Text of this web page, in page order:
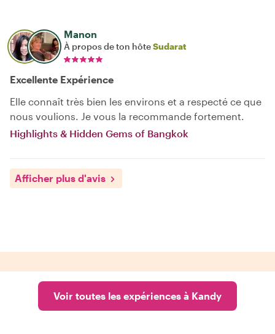
Manon
À propos de ton hôteSudarat
Excellente Expérience
Elle connaît très bien les environs et a respecté ce que
nous voulions. Je vous la recommande fortement.
Highlights & Hidden Gems of Bangkok
Afficher plus d'avis
Voir toutes les expériences à Kandy